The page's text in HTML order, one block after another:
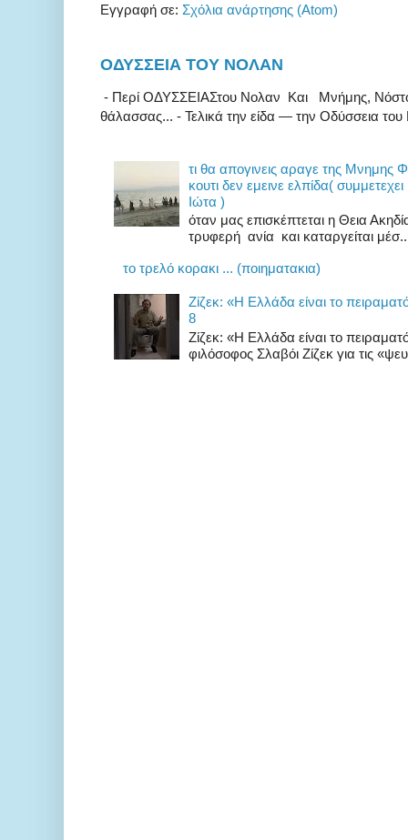
Εγγραφή σε: Σχόλια ανάρτησης (Atom)
ΟΔΥΣΣΕΙΑ ΤΟΥ ΝΟΛΑΝ
- Περί ΟΔΥΣΣΕΙΑΣτου Νολαν Και Μνήμης, Νόστου
θάλασσας... - Τελικά την είδα — την Οδύσσεια
τι θα απογινεις αραγε της
κουτι δεν εμεινε ελπίδα(
Ιώτα )
όταν μας επισκέπτεται η Θεια
τρυφερή ανία και καταργείται
το τρελό κορακι ... (ποιηματακια)
Zίζεκ: «H Eλλάδα είναι το
8
Zίζεκ: «H Eλλάδα είναι το
φιλόσοφος Σλαβόι Ζίζεκ για τις